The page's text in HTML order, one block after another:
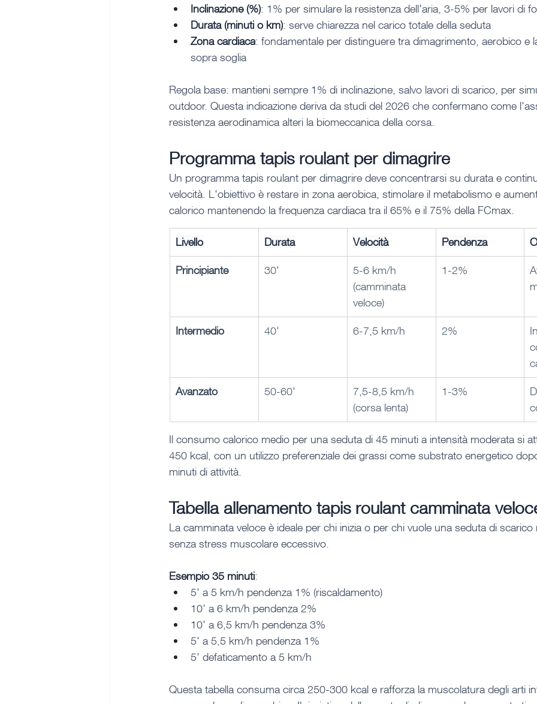
Inclinazione (%): 1% per simulare la resistenza dell'aria, 3-5% per lavori di
Durata (minuti o km): serve chiarezza nel carico totale della seduta
Zona cardiaca: fondamentale per distinguere tra dimagrimento, aerobico e
sopra soglia
Regola base: mantieni sempre 1% di inclinazione, salvo lavori di scarico, per
outdoor. Questa indicazione deriva da studi del 2026 che confermano come
resistenza aerodinamica alteri la biomeccanica della corsa.
Programma tapis roulant per dimagrire
Un programma tapis roulant per dimagrire deve concentrarsi su durata e
velocità. L'obiettivo è restare in zona aerobica, stimolare il metabolismo e
calorico mantenendo la frequenza cardiaca tra il 65% e il 75% della FCmax.
Livello Durata Velocità Pendenza
Principiante 30'
5-6 km/h
(camminata
veloce)
1-2%
Intermedio 40' 6-7,5 km/h 2%
Avanzato 50-60'
7,5-8,5 km/h
(corsa lenta)
1-3%
Il consumo calorico medio per una seduta di 45 minuti a intensità moderata si
450 kcal, con un utilizzo preferenziale dei grassi come substrato energetico
minuti di attività.
Tabella allenamento tapis roulant camminata
La camminata veloce è ideale per chi inizia o per chi vuole una seduta di
senza stress muscolare eccessivo.
Esempio 35 minuti:
5' a 5 km/h pendenza 1% (riscaldamento)
10' a 6 km/h pendenza 2%
10' a 6,5 km/h pendenza 3%
5' a 5,5 km/h pendenza 1%
5' defaticamento a 5 km/h
Questa tabella consuma circa 250-300 kcal e rafforza la muscolatura degli arti